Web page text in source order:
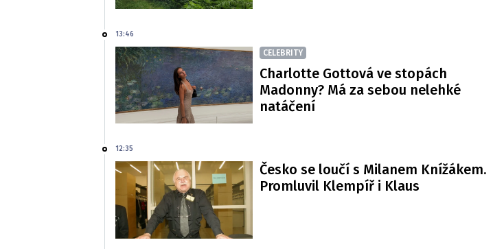
13:46
CELEBRITY
Charlotte Gottová ve stopách
Madonny? Má za sebou nelehké
natáčení
12:35
Česko se loučí s Milanem Knížákem.
Promluvil Klempíř i Klaus